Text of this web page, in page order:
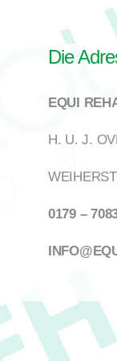
Die
EQUI
H. U. J.
0179 –